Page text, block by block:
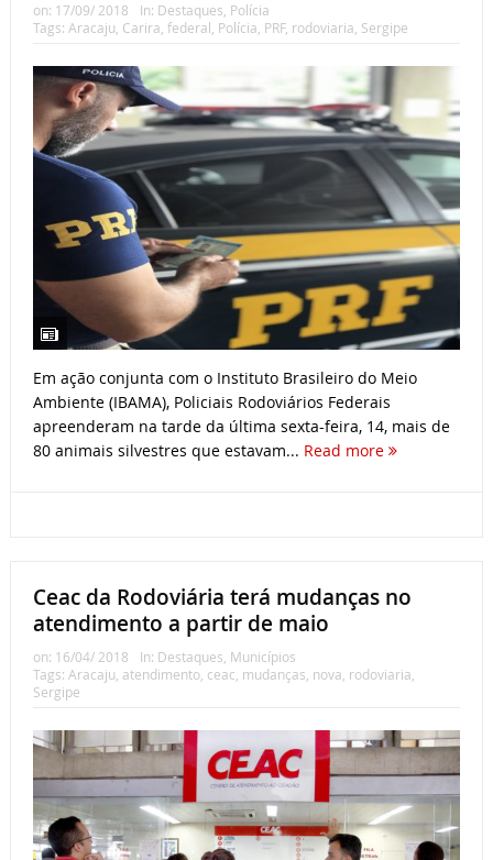
on: 17/09/ 2018 In: Destaques, Polícia
Tags: Aracaju, Carira, federal, Polícia, PRF, rodoviaria, Sergipe
Em ação conjunta com o Instituto Brasileiro do Meio
Ambiente (IBAMA), Policiais Rodoviários Federais
apreenderam na tarde da última sexta-feira, 14, mais de
80 animais silvestres que estavam... Read more
Ceac da Rodoviária terá mudanças no
atendimento a partir de maio
on: 16/04/ 2018 In: Destaques, Municípios
Tags: Aracaju, atendimento, ceac, mudanças, nova, rodoviaria,
Sergipe